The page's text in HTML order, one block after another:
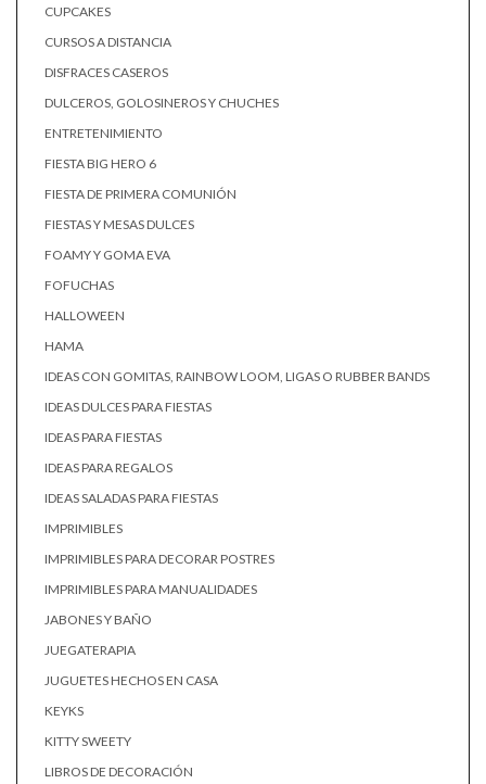
CUPCAKES
CURSOS A DISTANCIA
DISFRACES CASEROS
DULCEROS, GOLOSINEROS Y CHUCHES
ENTRETENIMIENTO
FIESTA BIG HERO 6
FIESTA DE PRIMERA COMUNIÓN
FIESTAS Y MESAS DULCES
FOAMY Y GOMA EVA
FOFUCHAS
HALLOWEEN
HAMA
IDEAS CON GOMITAS, RAINBOW LOOM, LIGAS O RUBBER BANDS
IDEAS DULCES PARA FIESTAS
IDEAS PARA FIESTAS
IDEAS PARA REGALOS
IDEAS SALADAS PARA FIESTAS
IMPRIMIBLES
IMPRIMIBLES PARA DECORAR POSTRES
IMPRIMIBLES PARA MANUALIDADES
JABONES Y BAÑO
JUEGATERAPIA
JUGUETES HECHOS EN CASA
KEYKS
KITTY SWEETY
LIBROS DE DECORACIÓN